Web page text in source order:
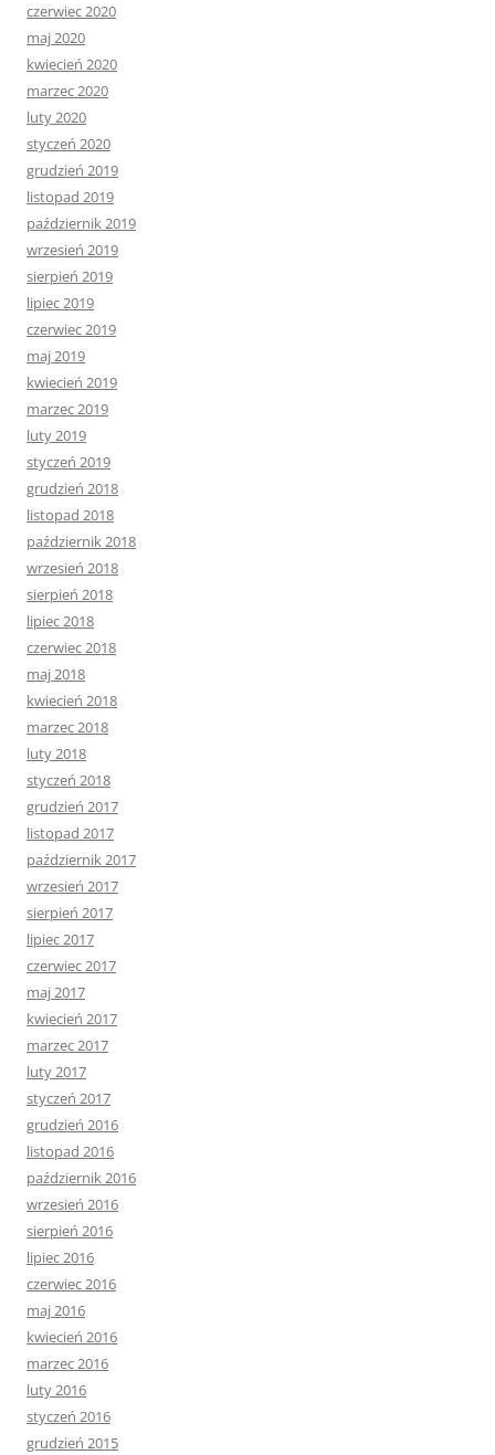
czerwiec 2020
maj 2020
kwiecień 2020
marzec 2020
luty 2020
styczeń 2020
grudzień 2019
listopad 2019
październik 2019
wrzesień 2019
sierpień 2019
lipiec 2019
czerwiec 2019
maj 2019
kwiecień 2019
marzec 2019
luty 2019
styczeń 2019
grudzień 2018
listopad 2018
październik 2018
wrzesień 2018
sierpień 2018
lipiec 2018
czerwiec 2018
maj 2018
kwiecień 2018
marzec 2018
luty 2018
styczeń 2018
grudzień 2017
listopad 2017
październik 2017
wrzesień 2017
sierpień 2017
lipiec 2017
czerwiec 2017
maj 2017
kwiecień 2017
marzec 2017
luty 2017
styczeń 2017
grudzień 2016
listopad 2016
październik 2016
wrzesień 2016
sierpień 2016
lipiec 2016
czerwiec 2016
maj 2016
kwiecień 2016
marzec 2016
luty 2016
styczeń 2016
grudzień 2015